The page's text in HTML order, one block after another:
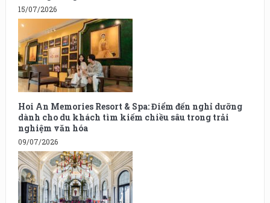
15/07/2026
Hoi An Memories Resort & Spa: Điểm đến nghỉ dưỡng
dành cho du khách tìm kiếm chiều sâu trong trải
nghiệm văn hóa
09/07/2026